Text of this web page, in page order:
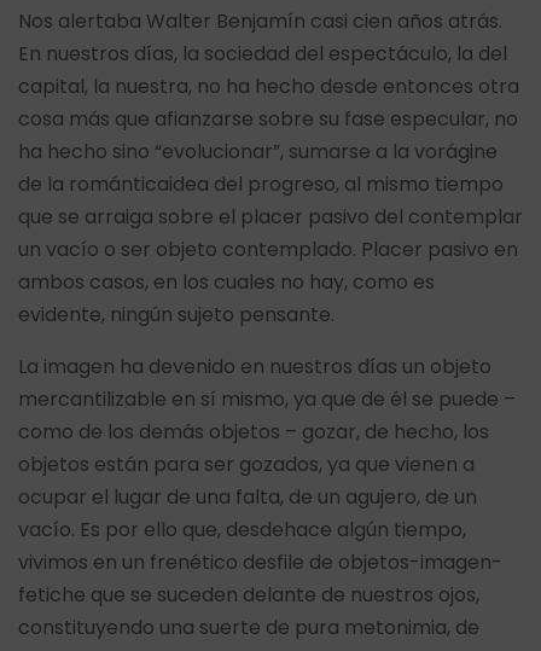
Nos alertaba Walter Benjamín casi cien años atrás.
En nuestros días, la sociedad del espectáculo, la del
capital, la nuestra, no ha hecho desde entonces otra
cosa más que afianzarse sobre su fase especular, no
ha hecho sino “evolucionar”, sumarse a la vorágine
de la románticaidea del progreso, al mismo tiempo
que se arraiga sobre el placer pasivo del contemplar
un vacío o ser objeto contemplado. Placer pasivo en
ambos casos, en los cuales no hay, como es
evidente, ningún sujeto pensante.
La imagen ha devenido en nuestros días un objeto
mercantilizable en sí mismo, ya que de él se puede –
como de los demás objetos – gozar, de hecho, los
objetos están para ser gozados, ya que vienen a
ocupar el lugar de una falta, de un agujero, de un
vacío. Es por ello que, desdehace algún tiempo,
vivimos en un frenético desfile de objetos-imagen-
fetiche que se suceden delante de nuestros ojos,
constituyendo una suerte de pura metonimia, de